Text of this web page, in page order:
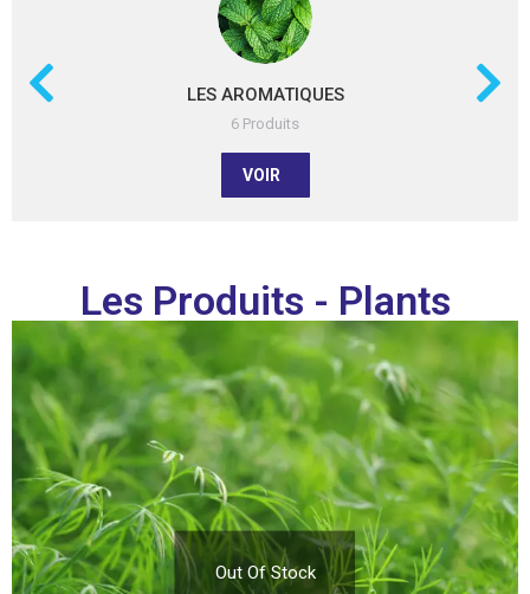
LES AROMATIQUES
6 Produits
VOIR
Les Produits - Plants
Out Of Stock